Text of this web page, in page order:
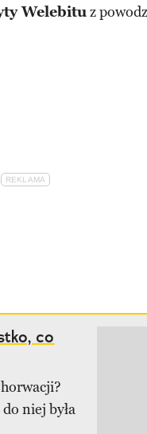
Welebituz
co
niej była